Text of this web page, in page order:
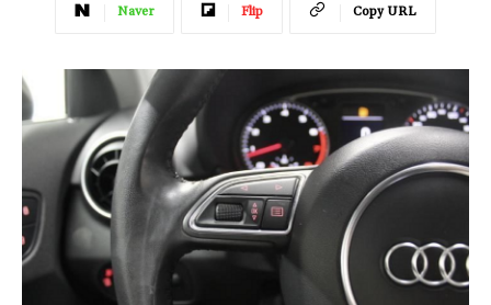
Naver Flip Copy URL